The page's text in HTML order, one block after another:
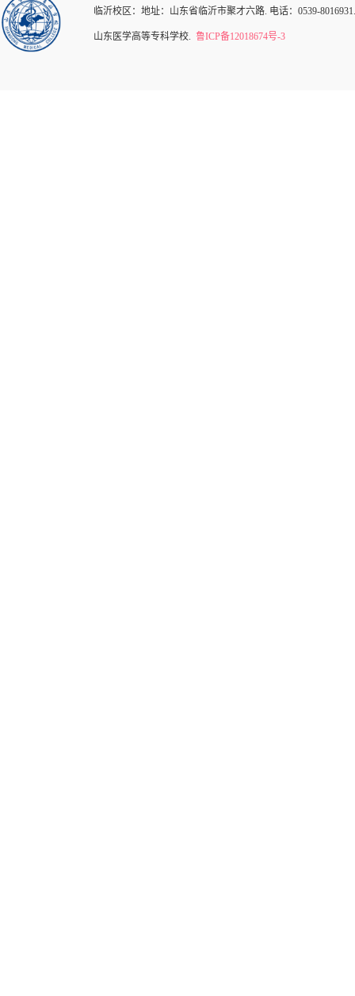
临沂校区：地址：山东省临沂市聚才六路. 电话：0539-
山东医学高等专科学校. 鲁ICP备12018674号-3